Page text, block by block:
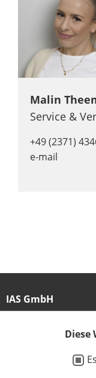
Malin
Service &
+49 (2371)
e-mail
IAS GmbH
Am Großen Teich 27
58640 IserlohnDiese